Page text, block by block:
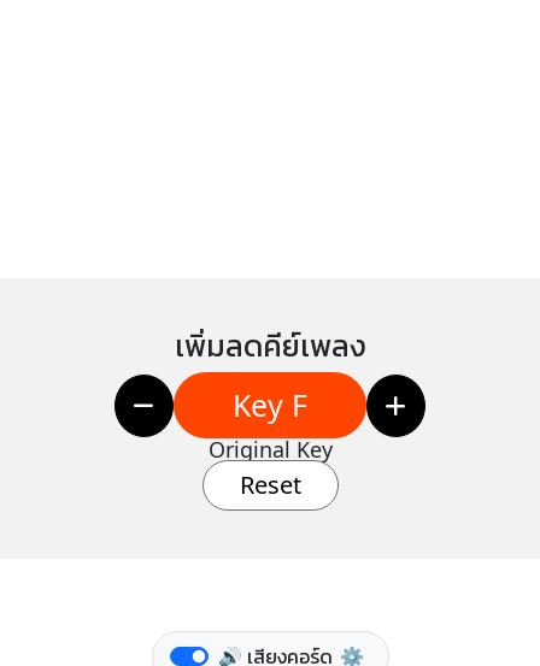
เพิ่มลดคีย์เพลง
Key F
Original Key
Reset
🔊 เสียงคอร์ด ⚙️